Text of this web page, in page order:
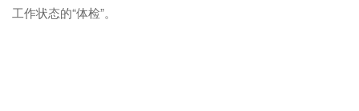
工作状态的“体检”。